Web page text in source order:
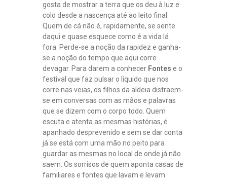
gosta de mostrar a terra que os deu à luz e
colo desde a nascença até ao leito final.
Quem de cá não é, rapidamente, se sente
daqui e quase esquece como é a vida lá
fora. Perde-se a noção da rapidez e ganha-
se a noção do tempo que aqui corre
devagar. Para darem a conhecer Fontes e o
festival que faz pulsar o líquido que nos
corre nas veias, os filhos da aldeia distraem-
se em conversas com as mãos e palavras
que se dizem com o corpo todo. Quem
escuta e atenta as mesmas histórias, é
apanhado desprevenido e sem se dar conta
já se está com uma mão no peito para
guardar as mesmas no local de onde já não
saem. Os sorrisos de quem aponta casas de
familiares e fontes que lavam e levam